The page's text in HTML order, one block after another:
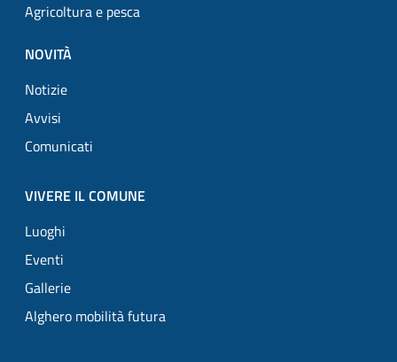
Agricoltura e pesca
NOVITÀ
Notizie
Avvisi
Comunicati
VIVERE IL COMUNE
Luoghi
Eventi
Gallerie
Alghero mobilità futura